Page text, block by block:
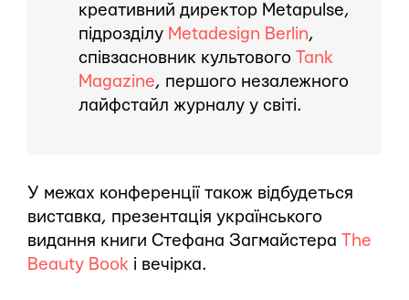
креативний директор Metapulse,
підрозділу Metadesign Berlin,
співзасновник культового
Tank
Magazine, першого незалежного
лайфстайл журналу у світі.
У межах конференції також відбудеться
виставка, презентація українського
видання книги Стефана Загмайстера
The
Beauty Book і вечірка.